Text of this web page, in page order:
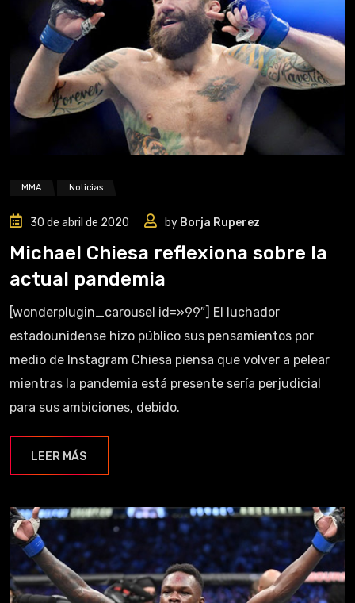
MMA Noticias
30 de abril de 2020 by Borja Ruperez
Michael Chiesa reflexiona sobre la
actual pandemia
[wonderplugin_carousel id=»99″] El luchador
estadounidense hizo público sus pensamientos por
medio de Instagram Chiesa piensa que volver a pelear
mientras la pandemia está presente sería perjudicial
para sus ambiciones, debido.
LEER MÁS